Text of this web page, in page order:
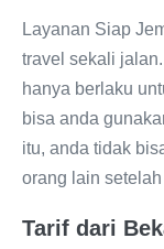
Layanan Siap
travel sekali
hanya berlaku
bisa anda
itu, anda tidak
orang lain
Tarif dari